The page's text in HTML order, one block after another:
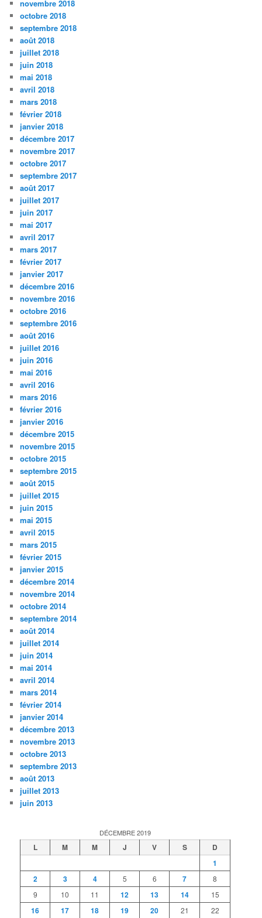
novembre 2018
octobre 2018
septembre 2018
août 2018
juillet 2018
juin 2018
mai 2018
avril 2018
mars 2018
février 2018
janvier 2018
décembre 2017
novembre 2017
octobre 2017
septembre 2017
août 2017
juillet 2017
juin 2017
mai 2017
avril 2017
mars 2017
février 2017
janvier 2017
décembre 2016
novembre 2016
octobre 2016
septembre 2016
août 2016
juillet 2016
juin 2016
mai 2016
avril 2016
mars 2016
février 2016
janvier 2016
décembre 2015
novembre 2015
octobre 2015
septembre 2015
août 2015
juillet 2015
juin 2015
mai 2015
avril 2015
mars 2015
février 2015
janvier 2015
décembre 2014
novembre 2014
octobre 2014
septembre 2014
août 2014
juillet 2014
juin 2014
mai 2014
avril 2014
mars 2014
février 2014
janvier 2014
décembre 2013
novembre 2013
octobre 2013
septembre 2013
août 2013
juillet 2013
juin 2013
DÉCEMBRE 2019
L M M J V S
D
1
2
3 4 5 6 7
8
9
10 11 12 13 14 15
16 17 18 19 20 21 22